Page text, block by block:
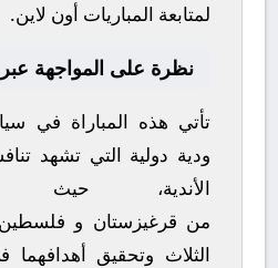
لمتابعة المباريات أون لاين.
نظرة على المواجهة عبر yallashoot
تأتي هذه المباراة في
ودية دولية التي تشهد
الأندية،
من قرغيزستان و فلسطين
الثلاث وتحقيق أهدافهما